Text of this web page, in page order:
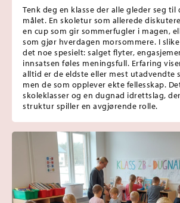
Tenk deg en klasse der alle gleder seg til
målet. En skoletur som allerede
en cup som gir sommerfugler i magen,
som gjør hverdagen morsommere. I
det noe spesielt: salget flyter,
innsatsen føles meningsfull. Erfaring
alltid er de eldste eller mest utadvendte
men de som opplever ekte fellesskap.
skoleklasser og en dugnad idrettslag,
struktur spiller en avgjørende rolle.